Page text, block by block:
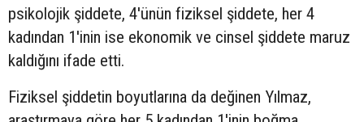
psikolojik şiddete, 4'ünün fiziksel şiddete, her 4
kadından 1'inin ise ekonomik ve cinsel şiddete maruz
kaldığını ifade etti.
Fiziksel şiddetin boyutlarına da değinen Yılmaz,